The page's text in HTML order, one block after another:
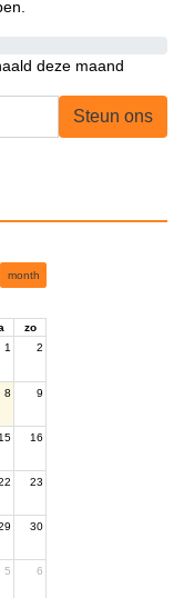
deze maand
Steun ons
month
zo
1 2
8 9
16
23
30
5 6